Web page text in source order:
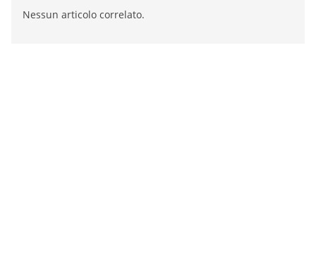
Nessun articolo correlato.